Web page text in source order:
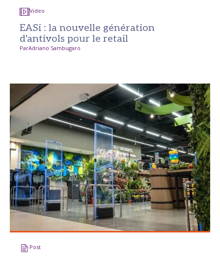
Video
EASi : la nouvelle génération
d'antivols pour le retail
ParAdriano Sambugaro
Post